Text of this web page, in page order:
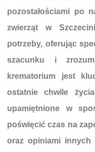
pozostałościami po
zwierząt w
potrzeby, oferując
szacunku i
krematorium jest
ostatnie chwile
upamiętnione w
poświęcić czas na
oraz opiniami innych